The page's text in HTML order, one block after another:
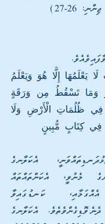
27)
فِي كِتَابٍ مُّبِينٍ
ދެނެވޮޑިގެންނުވެތެވެ. އެއްގަމާއި، ކަނޑުގައިވާ